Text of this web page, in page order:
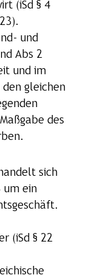
(iSd § 4
und
Abs 2
und im
den gleichen
des
sich
um ein
(iSd § 22